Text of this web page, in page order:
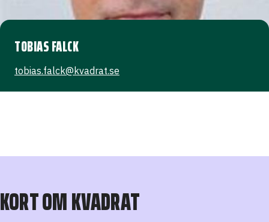
TOBIAS FALCK
tobias.falck@kvadrat.se
KORT OM KVADRAT